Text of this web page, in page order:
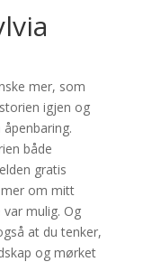
mer, som
igjen og
både
gratis
om mitt
mulig. Og
at du tenker,
og mørket